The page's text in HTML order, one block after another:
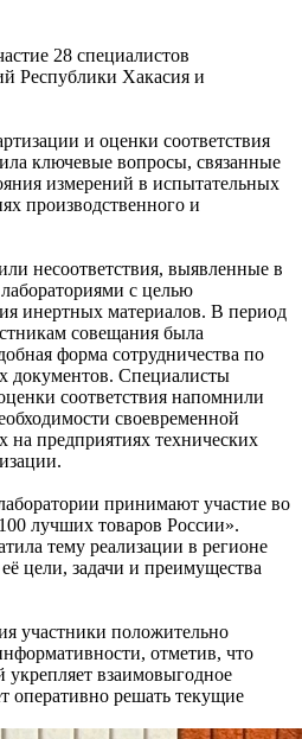
28 специалистов
Республики Хакасия и
и оценки соответствия
ключевые вопросы, связанные
измерений в испытательных
производственного и
несоответствия, выявленные в
с целью
инертных материалов. В период
совещания была
форма сотрудничества по
документов. Специалисты
соответствия напомнили
своевременной
на предприятиях технических
принимают участие во
лучших товаров России».
тему реализации в регионе
цели, задачи и преимущества
участники положительно
отметив, что
взаимовыгодное
оперативно решать текущие